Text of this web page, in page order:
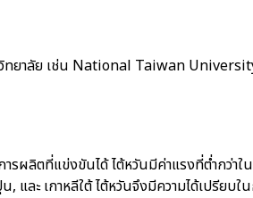
ทยาลัย เช่น National Taiwan
ผลิตที่แข่งขันได้ ไต้หวันมีค่าแรงที่ต่ำกว่าใน
ะ เกาหลีใต้ ไต้หวันจึงมีความได้เปรียบใน